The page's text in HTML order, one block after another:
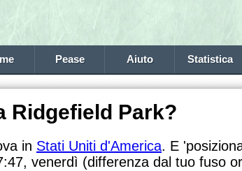
Pease Aiuto Statistica
Ridgefield Park?
in Stati Uniti d'America. E
venerdì (differenza dal tuo fuso